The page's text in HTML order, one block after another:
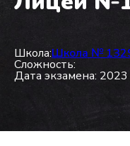
Школа:Школа №
Сложность:
Дата экзамена: 2023